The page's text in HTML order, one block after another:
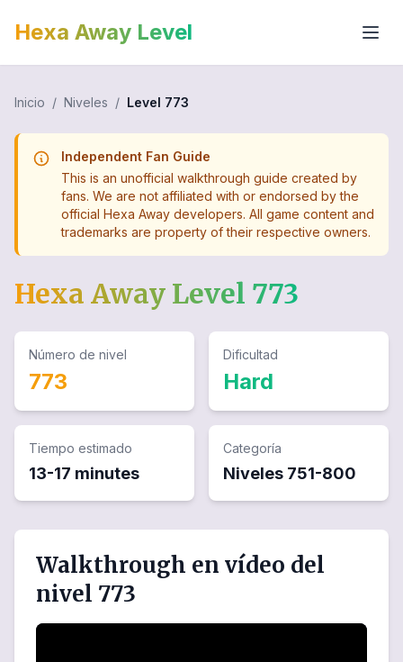
Hexa Away Level
Inicio / Niveles / Level 773
Independent Fan Guide
This is an unofficial walkthrough guide created by
fans. We are not affiliated with or endorsed by the
official Hexa Away developers. All game content and
trademarks are property of their respective owners.
Hexa Away Level 773
Número de nivel
773
Dificultad
Hard
Tiempo estimado
13-17 minutes
Categoría
Niveles 751-800
Walkthrough en vídeo del
nivel 773